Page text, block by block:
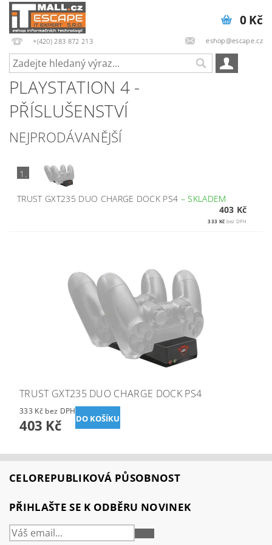
+(420) 283 872 213 eshop@escape.cz
0 Kč
PLAYSTATION 4 -
PŘÍSLUŠENSTVÍ
NEJPRODÁVANĚJŠÍ
1.
TRUST GXT235 DUO CHARGE DOCK PS4 –SKLADEM
403 Kč
333 Kč bez DPH
TRUST GXT235 DUO CHARGE DOCK PS4
333 Kč bez DPH
403 Kč
CELOREPUBLIKOVÁ PŮSOBNOST
PŘIHLAŠTE SE K ODBĚRU NOVINEK
PŘIHLÁSIT